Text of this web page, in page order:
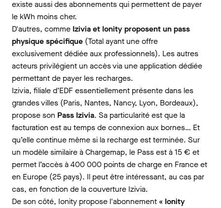
existe aussi des abonnements qui permettent de payer
le kWh moins cher.
D'autres, comme Izivia et Ionity proposent un pass
physique spécifique (Total ayant une offre
exclusivement dédiée aux professionnels). Les autres
acteurs privilégient un accès via une application dédiée
permettant de payer les recharges.
Izivia, filiale d’EDF essentiellement présente dans les
grandes villes (Paris, Nantes, Nancy, Lyon, Bordeaux),
propose son Pass Izivia. Sa particularité est que la
facturation est au temps de connexion aux bornes… Et
qu’elle continue même si la recharge est terminée. Sur
un modèle similaire à Chargemap, le Pass est à 15 € et
permet l’accès à 400 000 points de charge en France et
en Europe (25 pays). Il peut être intéressant, au cas par
cas, en fonction de la couverture Izivia.
De son côté, Ionity propose l'abonnement « Ionity